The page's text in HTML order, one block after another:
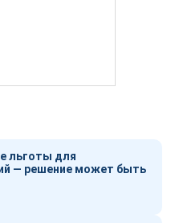
льготы для
— решение может быть